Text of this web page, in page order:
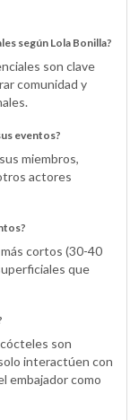
según Lola Bonilla?
son clave
comunidad y
eventos?
miembros,
actores
cortos (30-40
que
son
interactúen con
embajador como